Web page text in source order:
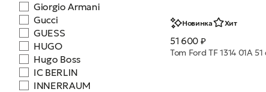
Giorgio Armani
Gucci
GUESS
HUGO
Hugo Boss
IC BERLIN
INNERRAUM
Новинка Хит
51 600 ₽